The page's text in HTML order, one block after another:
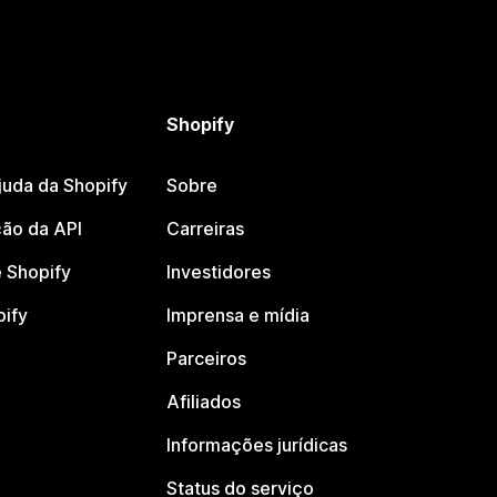
da Shopify
da API
Shopify
Shopify
Sobre
Carreiras
Investidores
Imprensa e mídia
Parceiros
Afiliados
Informações jurídicas
Status do serviço